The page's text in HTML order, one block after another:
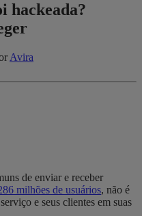
hackeada?
Avira
de enviar e receber
milhões de usuários, não é
e seus clientes em suas